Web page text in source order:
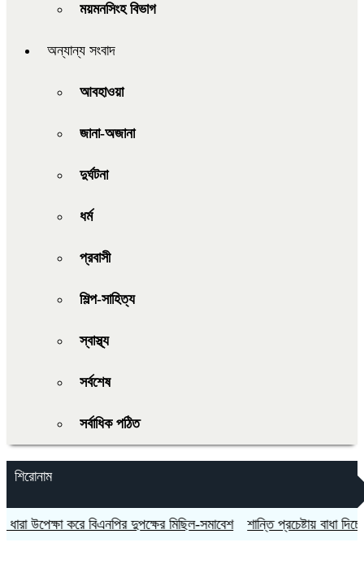
ময়মনসিংহ বিভাগ
অন্যান্য সংবাদ
আবহাওয়া
জানা-অজানা
দুর্ঘটনা
ধর্ম
প্রবাসী
শিল্প-সাহিত্য
স্বাস্থ্য
সর্বশেষ
সর্বাধিক পঠিত
শিরোনাম
উপেক্ষা করে বিএনপির দুপক্ষের মিছিল-সমাবেশ শান্তি প্রচেষ্টায় বাধা দিচ্ছে